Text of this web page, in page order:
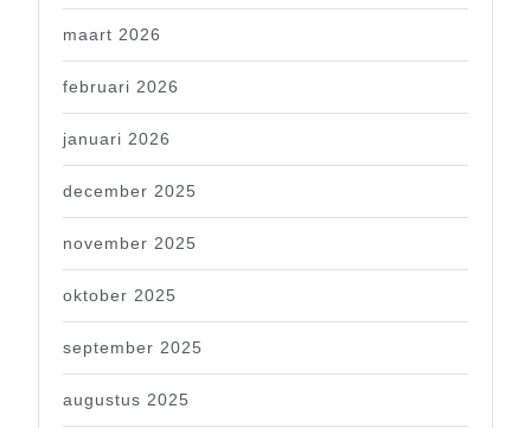
maart 2026
februari 2026
januari 2026
december 2025
november 2025
oktober 2025
september 2025
augustus 2025